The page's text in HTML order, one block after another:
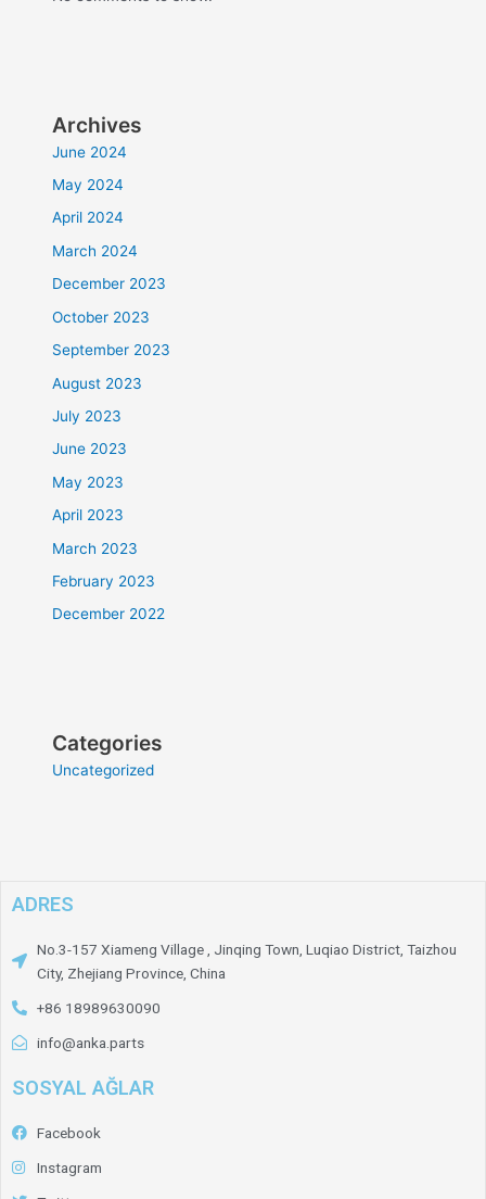
Archives
June 2024
May 2024
April 2024
March 2024
December 2023
October 2023
September 2023
August 2023
July 2023
June 2023
May 2023
April 2023
March 2023
February 2023
December 2022
Categories
Uncategorized
ADRES
No.3-157 Xiameng Village , Jinqing Town, Luqiao District, Taizhou
City, Zhejiang Province, China
+86 18989630090
info@anka.parts
SOSYAL AĞLAR
Facebook
Instagram